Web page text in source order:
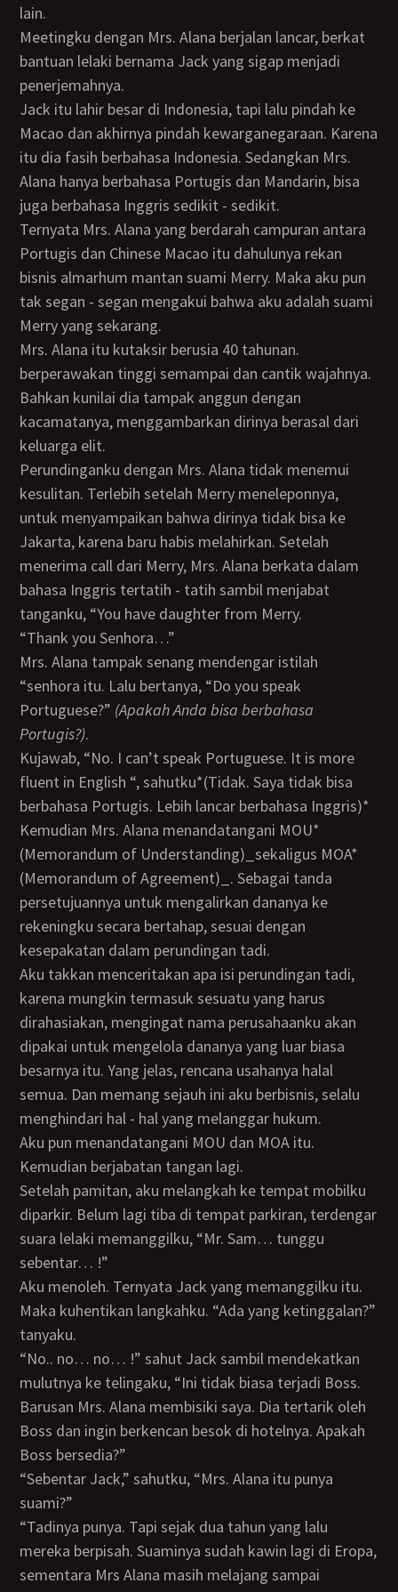
lain.
Meetingku dengan Mrs. Alana berjalan lancar, berkat
bantuan lelaki bernama Jack yang sigap menjadi
penerjemahnya.
Jack itu lahir besar di Indonesia, tapi lalu pindah ke
Macao dan akhirnya pindah kewarganegaraan. Karena
itu dia fasih berbahasa Indonesia. Sedangkan Mrs.
Alana hanya berbahasa Portugis dan Mandarin, bisa
juga berbahasa Inggris sedikit - sedikit.
Ternyata Mrs. Alana yang berdarah campuran antara
Portugis dan Chinese Macao itu dahulunya rekan
bisnis almarhum mantan suami Merry. Maka aku pun
tak segan - segan mengakui bahwa aku adalah suami
Merry yang sekarang.
Mrs. Alana itu kutaksir berusia 40 tahunan.
berperawakan tinggi semampai dan cantik wajahnya.
Bahkan kunilai dia tampak anggun dengan
kacamatanya, menggambarkan dirinya berasal dari
keluarga elit.
Perundinganku dengan Mrs. Alana tidak menemui
kesulitan. Terlebih setelah Merry meneleponnya,
untuk menyampaikan bahwa dirinya tidak bisa ke
Jakarta, karena baru habis melahirkan. Setelah
menerima call dari Merry, Mrs. Alana berkata dalam
bahasa Inggris tertatih - tatih sambil menjabat
tanganku, “You have daughter from Merry.
“Thank you Senhora…”
Mrs. Alana tampak senang mendengar istilah
“senhora itu. Lalu bertanya, “Do you speak
Portuguese?” (Apakah Anda bisa berbahasa
Portugis?).
Kujawab, “No. I can’t speak Portuguese. It is more
fluent in English “, sahutku*(Tidak. Saya tidak bisa
berbahasa Portugis. Lebih lancar berbahasa Inggris)*
Kemudian Mrs. Alana menandatangani MOU*
(Memorandum of Understanding)_sekaligus MOA*
(Memorandum of Agreement)_. Sebagai tanda
persetujuannya untuk mengalirkan dananya ke
rekeningku secara bertahap, sesuai dengan
kesepakatan dalam perundingan tadi.
Aku takkan menceritakan apa isi perundingan tadi,
karena mungkin termasuk sesuatu yang harus
dirahasiakan, mengingat nama perusahaanku akan
dipakai untuk mengelola dananya yang luar biasa
besarnya itu. Yang jelas, rencana usahanya halal
semua. Dan memang sejauh ini aku berbisnis, selalu
menghindari hal - hal yang melanggar hukum.
Aku pun menandatangani MOU dan MOA itu.
Kemudian berjabatan tangan lagi.
Setelah pamitan, aku melangkah ke tempat mobilku
diparkir. Belum lagi tiba di tempat parkiran, terdengar
suara lelaki memanggilku, “Mr. Sam… tunggu
sebentar… !”
Aku menoleh. Ternyata Jack yang memanggilku itu.
Maka kuhentikan langkahku. “Ada yang ketinggalan?”
tanyaku.
“No.. no… no… !” sahut Jack sambil mendekatkan
mulutnya ke telingaku, “Ini tidak biasa terjadi Boss.
Barusan Mrs. Alana membisiki saya. Dia tertarik oleh
Boss dan ingin berkencan besok di hotelnya. Apakah
Boss bersedia?”
“Sebentar Jack,” sahutku, “Mrs. Alana itu punya
suami?”
“Tadinya punya. Tapi sejak dua tahun yang lalu
mereka berpisah. Suaminya sudah kawin lagi di Eropa,
sementara Mrs Alana masih melajang sampai